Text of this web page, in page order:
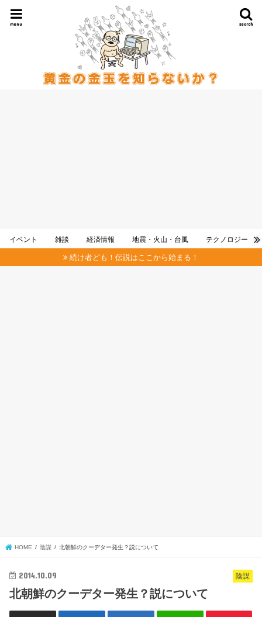
search
menu
イベント 雑談 経済情報 地震・火山・台風 テクノロジー
続け者ども！伝説はここから始まる！
HOME 陰謀 北朝鮮のクーデター発生？説について
陰謀
2014.10.09
北朝鮮のクーデター発生？説について